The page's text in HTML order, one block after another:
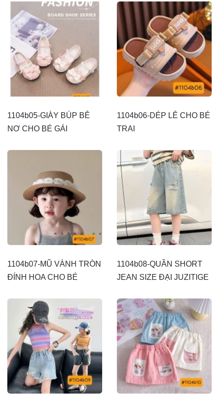
1104b05-GIÀY BÚP BÊ
NƠ CHO BÉ GÁI
1104b06-DÉP LÊ CHO BÉ
TRAI
1104b07-MŨ VÀNH TRÒN
ĐÍNH HOA CHO BÉ
1104b08-QUẦN SHORT
JEAN SIZE ĐẠI JUZITIGE